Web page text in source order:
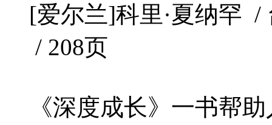
[爱尔兰]科里·夏纳罕 /
/ 208页
《深度成长》一书帮